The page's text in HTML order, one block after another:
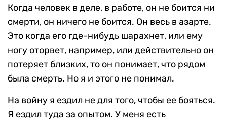
Когда человек в деле, в работе, он не боится ни
смерти, он ничего не боится. Он весь в азарте.
Это когда его где-нибудь шарахнет, или ему
ногу оторвет, например, или действительно он
потеряет близких, то он понимает, что рядом
была смерть. Но я и этого не понимал.
На войну я ездил не для того, чтобы ее бояться.
Я ездил туда за опытом. У меня есть